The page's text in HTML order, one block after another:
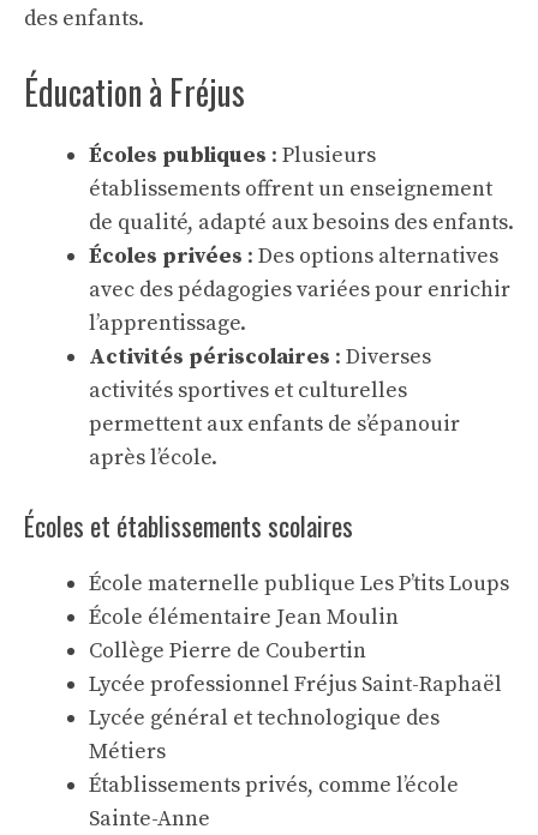
des enfants.
Éducation à Fréjus
Écoles publiques : Plusieurs
établissements offrent un enseignement
de qualité, adapté aux besoins des enfants.
Écoles privées : Des options alternatives
avec des pédagogies variées pour enrichir
l’apprentissage.
Activités périscolaires : Diverses
activités sportives et culturelles
permettent aux enfants de s’épanouir
après l’école.
Écoles et établissements scolaires
École maternelle publique Les P’tits Loups
École élémentaire Jean Moulin
Collège Pierre de Coubertin
Lycée professionnel Fréjus Saint-Raphaël
Lycée général et technologique des
Métiers
Établissements privés, comme l’école
Sainte-Anne